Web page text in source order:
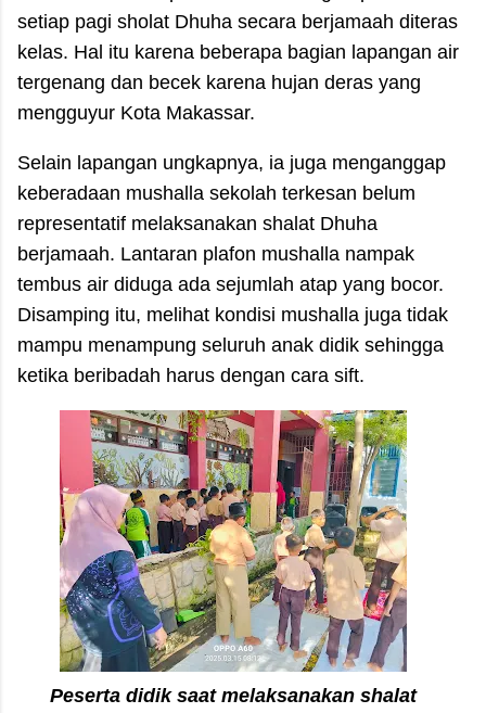
setiap pagi sholat Dhuha secara berjamaah diteras
kelas. Hal itu karena beberapa bagian lapangan air
tergenang dan becek karena hujan deras yang
mengguyur Kota Makassar.
Selain lapangan ungkapnya, ia juga menganggap
keberadaan mushalla sekolah terkesan belum
representatif melaksanakan shalat Dhuha
berjamaah. Lantaran plafon mushalla nampak
tembus air diduga ada sejumlah atap yang bocor.
Disamping itu, melihat kondisi mushalla juga tidak
mampu menampung seluruh anak didik sehingga
ketika beribadah harus dengan cara sift.
Peserta didik saat melaksanakan shalat